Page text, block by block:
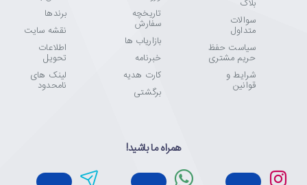
بلاگ
سوالات
متداول
سیاست حفظ
حریم مشتری
شرایط و
قوانین
تاریخچه
سفارش
بازاریاب ها
خبرنامه
کارت هدیه
برگشتی
برندها
نقشه سایت
اطلاعات
تحویل
لینک های
نامحدود
همراه ما باشید!